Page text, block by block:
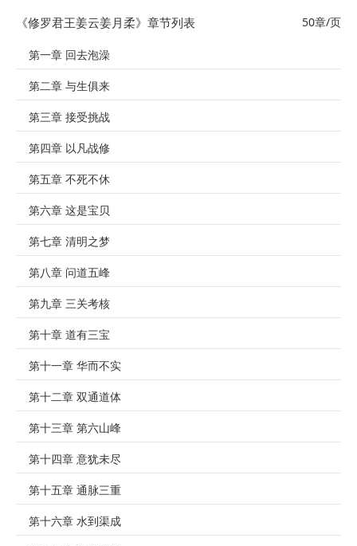
《修罗君王姜云姜月柔》章节列表 50章/页
第一章 回去泡澡
第二章 与生俱来
第三章 接受挑战
第四章 以凡战修
第五章 不死不休
第六章 这是宝贝
第七章 清明之梦
第八章 问道五峰
第九章 三关考核
第十章 道有三宝
第十一章 华而不实
第十二章 双通道体
第十三章 第六山峰
第十四章 意犹未尽
第十五章 通脉三重
第十六章 水到渠成